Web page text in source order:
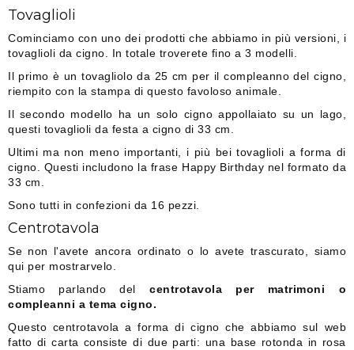
Tovaglioli
Cominciamo con uno dei prodotti che abbiamo in più versioni, i
tovaglioli da cigno. In totale troverete fino a 3 modelli.
Il primo è un tovagliolo da 25 cm per il compleanno del cigno,
riempito con la stampa di questo favoloso animale.
Il secondo modello ha un solo cigno appollaiato su un lago,
questi tovaglioli da festa a cigno di 33 cm.
Ultimi ma non meno importanti, i più bei tovaglioli a forma di
cigno. Questi includono la frase Happy Birthday nel formato da
33 cm.
Sono tutti in confezioni da 16 pezzi.
Centrotavola
Se non l'avete ancora ordinato o lo avete trascurato, siamo
qui per mostrarvelo.
Stiamo parlando del centrotavola per matrimoni o
compleanni a tema cigno.
Questo centrotavola a forma di cigno che abbiamo sul web
fatto di carta consiste di due parti: una base rotonda in rosa